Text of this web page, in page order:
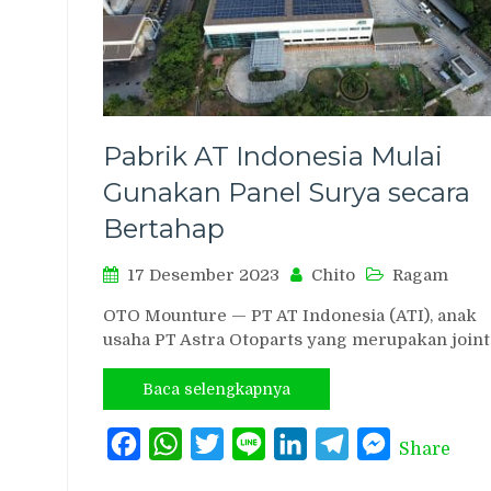
Pabrik AT Indonesia Mulai
Gunakan Panel Surya secara
Bertahap
17 Desember 2023 Chito Ragam
OTO Mounture — PT AT Indonesia (ATI), anak
usaha PT Astra Otoparts yang merupakan
Baca selengkapnya
FacebookWhatsAppTwitterLine LinkedInTelegramMessenger
Share